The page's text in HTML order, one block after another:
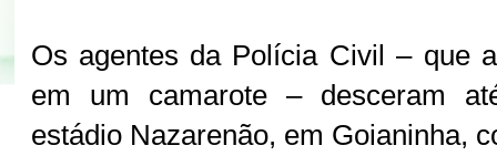
Os agentes da Polícia Civil – que
em um camarote – desceram
estádio Nazarenão, em Goianinha,